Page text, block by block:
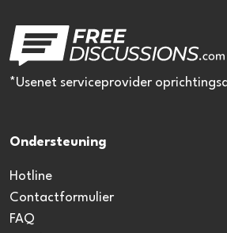
*Usenet serviceprovider
Ondersteuning
Hotline
Contactformulier
FAQ